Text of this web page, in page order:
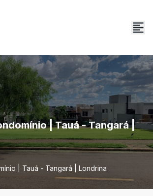
| Tauá - Tangará |
| Tauá - Tangará | Londrina